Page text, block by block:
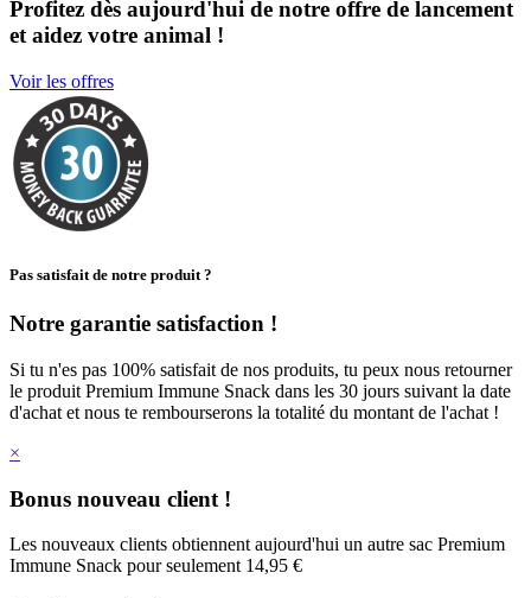
Profitez dès aujourd'hui de notre offre de lancement
et aidez votre animal !
Voir les offres
Pas satisfait de notre produit ?
Notre garantie satisfaction !
Si tu n'es pas 100% satisfait de nos produits, tu peux nous retourner
le produit Premium Immune Snack dans les 30 jours suivant la date
d'achat et nous te rembourserons la totalité du montant de l'achat !
×
Bonus nouveau client !
Les nouveaux clients obtiennent aujourd'hui un autre sac Premium
Immune Snack pour seulement 14,95 €